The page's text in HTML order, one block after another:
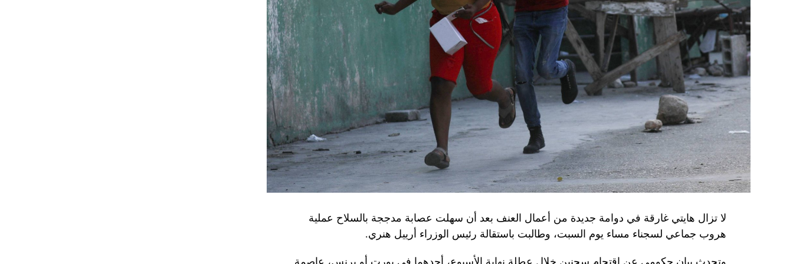
الاستخبارات العسكرية كيريلو بودانوف، بناءً على أوامر من موسكو. وأوقفت الأجهزة الأوكرانية
ضابطَي أمن، مشيرةً إلى أن المشتبه فيهما اللذَين أوقفا «شخصان برتبة كولونيل» من جهاز الدولة
الأوكراني الذي يتولّى أمن المسؤولين الحكوميين.
وذكرت الأجهزة أن هذه الشبكة كانت «تحت إشراف» جهاز الأمن الفدرالي الروسي ويُشتبه في أن
المسؤولَين «نقلا معلومات سرّية» إلى روسيا، مؤكدةً أنهما كانا يُريدان تجنيد عسكريين «مقرّبين من
جهاز أمن» زيلينسكي بهدف «احتجازه كرهينة وقتله». وكشفت أجهزة الأمن الأوكرانية أن أحد أعضاء
هذه الشبكة حصل على مسيّرات ومتفجّرات.
من جهة أخرى، انتقد الرئيس الصيني شي جينبينغ في تصريحات لصحيفة «بوليتيكا» الصربية قبل وصوله
إلى العاصمة بلغراد، حلف «الناتو»، على خلفية قصفه «الفاضح» للسفارة الصينية في يوغوسلافيا عام
1999، محذّراً من أن بكين «لن تسمح قط بتكرار حدث تاريخي مأسوي كهذا».
واصطحب الرئيس الفرنسي إيمانويل ماكرون شي إلى منطقة البيرينيه الجبلية أمس، في اليوم الثاني
من زيارة دولة من شأنها أن تسمح بحوار مباشر عن الحرب في أوكرانيا والخلافات التجارية.
ووصل الزعيمان برفقة زوجتيهما بُعيد الظهر إلى جبل تورماليه، إحدى محطات الصعود في طواف
لا تزال هايتي غارقة في دوامة جديدة من أعمال العنف بعد أن سهلت عصابة مدججة بالسلاح عملية
هروب جماعي لسجناء مساء يوم السبت، وطالبت باستقالة رئيس الوزراء أرييل هنري.